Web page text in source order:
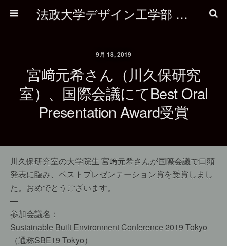
法政大学デザイン工学部 建築学科
9月 18, 2019
宮﨑元希さん（川久保研究
室）、国際会議にてBest Oral
Presentation Award受賞
川久保研究室の大学院生 宮﨑元希さんが国際会議で口頭
発表に臨み、ベストプレゼンテーション賞を受賞しまし
た。おめでとうございます。
—
参加会議名：
Sustainable Built Environment Conference 2019 Tokyo
（通称SBE19 Tokyo）